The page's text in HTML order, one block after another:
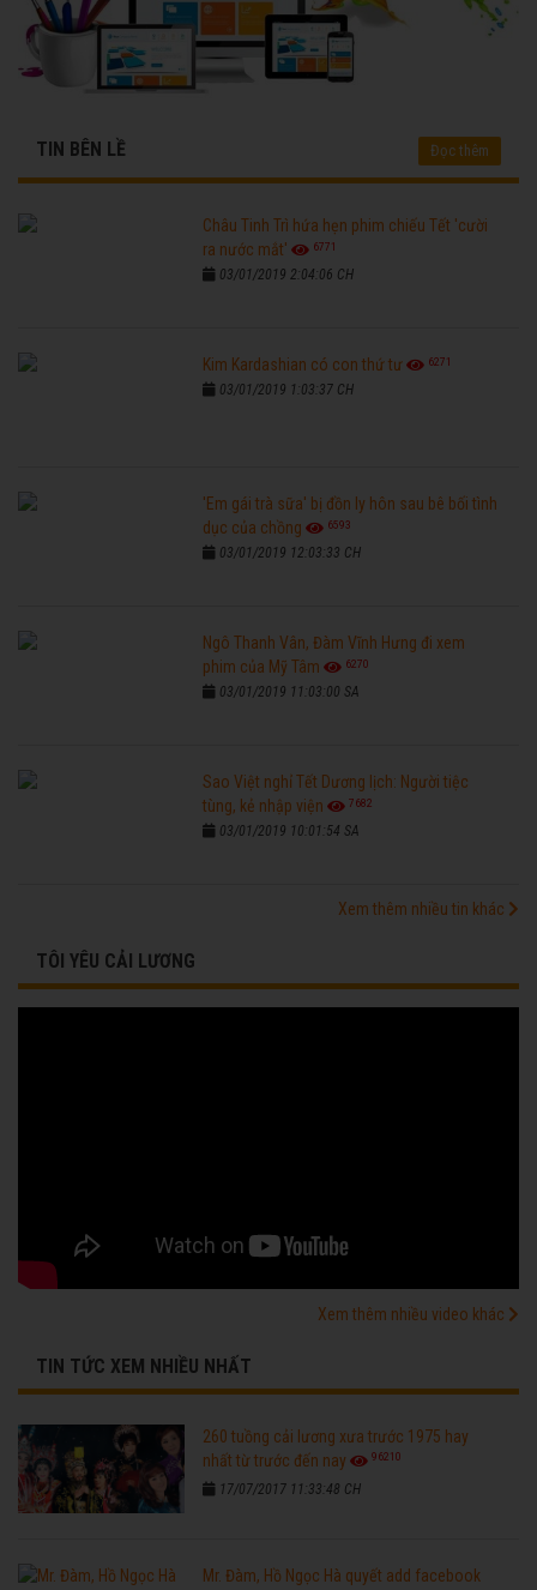
TIN BÊN LỀ Đọc thêm
Châu Tinh Trì hứa hẹn phim chiếu Tết 'cười
ra nước mắt'
6771
03/01/2019 2:04:06 CH
Kim Kardashian có con thứ tư 6271
03/01/2019 1:03:37 CH
'Em gái trà sữa' bị đồn ly hôn sau bê bối tình
dục của chồng
6593
03/01/2019 12:03:33 CH
Ngô Thanh Vân, Đàm Vĩnh Hưng đi xem
phim của Mỹ Tâm
6270
03/01/2019 11:03:00 SA
Sao Việt nghỉ Tết Dương lịch: Người tiệc
tùng, kẻ nhập viện
7682
03/01/2019 10:01:54 SA
Xem thêm nhiều tin khác
TÔI YÊU CẢI LƯƠNG
Xem thêm nhiều video khác
TIN TỨC XEM NHIỀU NHẤT
260 tuồng cải lương xưa trước 1975 hay
nhất từ trước đến nay
96210
17/07/2017 11:33:48 CH
Mr. Đàm, Hồ Ngọc Hà quyết add facebook